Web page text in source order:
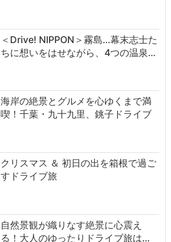
＜Drive! NIPPON＞霧島…幕末志士た
ちに想いをはせながら、4つの温泉…
海岸の絶景とグルメを心ゆくまで満
喫！千葉・九十九里、銚子ドライブ
クリスマス ＆ 初日の出を箱根で過ご
すドライブ旅
自然景観が織りなす絶景に心震え
る！大人のゆったりドライブ旅は…